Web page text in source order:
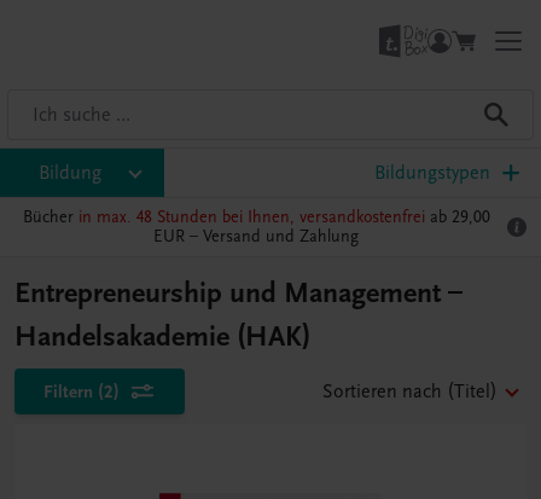
Bildung Bildungstypen
Bücher in max. 48 Stunden bei Ihnen, versandkostenfrei ab 29,00
EUR – Versand und Zahlung
Entrepreneurship und Management –
Handelsakademie (HAK)
Filtern (2) Sortieren nach (Titel)